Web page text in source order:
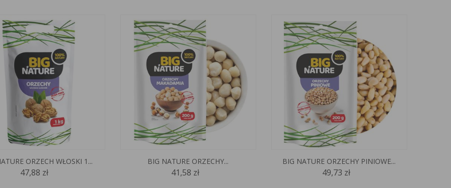
ORZECH WŁOSKI 1...
47,88 zł
BIG NATURE ORZECHY...
41,58 zł
BIG NATURE ORZECHY PINIOWE...
49,73 zł